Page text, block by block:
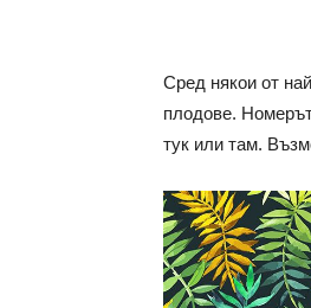
Сред някои от
плодове.
тук или там.